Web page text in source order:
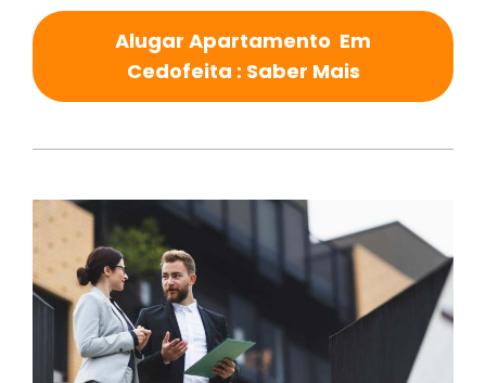
Alugar Apartamento Em
Cedofeita : Saber Mais